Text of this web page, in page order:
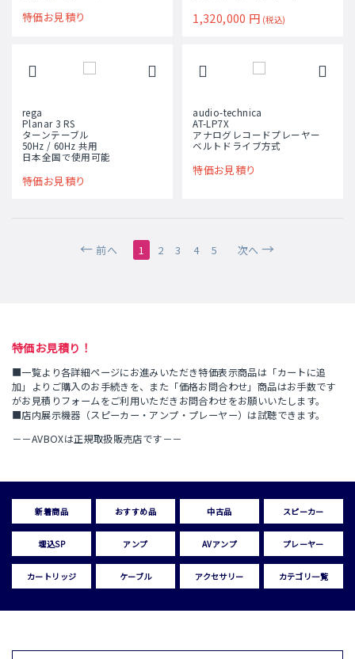
特価お見積り 1,320,000 円 (税込)
rega
Planar 3 RS
ターンテーブル
50Hz / 60Hz 共用
日本全国で使用可能
特価お見積り
audio-technica
AT-LP7X
アナログレコードプレーヤー
ベルトドライブ方式
特価お見積り
前へ 1 2 3 4 5 次へ
特価お見積り！
■一覧より各詳細ページにお進みいただき特価表示商品は「カートに追
加」よりご購入のお手続きを、また「価格お問合わせ」商品はお手数です
がお見積りフォームをご利用いただきお問合わせをお願いいたします。
■店内展示機器（スピーカー・アンプ・プレーヤー）は試聴できます。
－－AVBOXは正規取扱販売店です－－
新着商品 おすすめ品 中古品 スピーカー
埋込SP アンプ AVアンプ プレーヤー
カートリッジ ケーブル アクセサリー カテゴリ一覧